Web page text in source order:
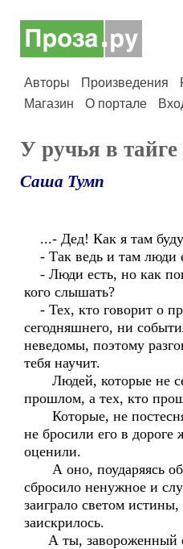
Авторы Произведения
Магазин
О портале
У ручья в
Саша Тумп
...- Дед! Как я там буду
- Так ведь и там люди
- Люди есть, но как
кого слышать?
- Тех, кто говорит о
сегодняшнего, ни
неведомы, поэтому
тебя научит.
Людей, которые не
прошлом, а тех, кто
Которые, не
не бросили его в дороге
оценили.
А оно, поударяясь об
сбросило ненужное и
заиграло светом истины,
заискрилось.
А ты, завороженный